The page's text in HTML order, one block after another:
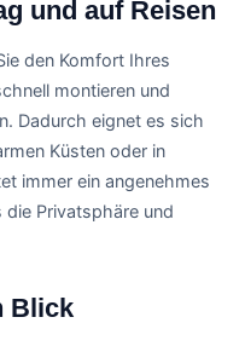
und auf Reisen
den Komfort Ihres
montieren und
Dadurch eignet es sich
Küsten oder in
immer ein angenehmes
Privatsphäre und
Blick